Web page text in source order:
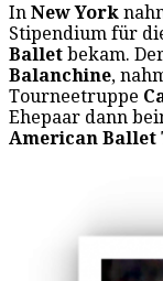
In New York
Stipendium für
Ballet bekam.
Balanchine,
Tourneetruppe
Ehepaar dann
American Ballet